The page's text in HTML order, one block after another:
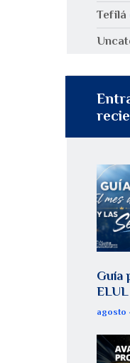
Tefilá
Guía
agosto